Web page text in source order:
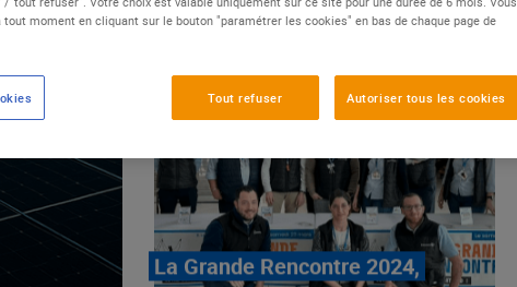
E.Leclerc, mobilisé contre
tout moment en cliquant sur le bouton "paramétrer les cookies" en bas de chaque page de
Tout refuser Autoriser tous les cookies